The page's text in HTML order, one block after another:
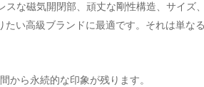
な磁気開閉部、頑丈な剛性構造、サイズ
い高級ブランドに最適です。それは単な
から永続的な印象が残ります。